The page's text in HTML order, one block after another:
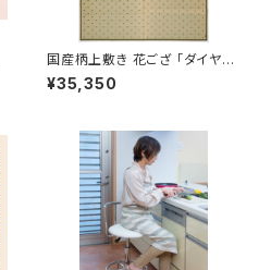
国産柄上敷き 花ござ 「ダイヤ」 /
家具・インテリア ファブリック・
敷物 畳・ござ
¥35,350